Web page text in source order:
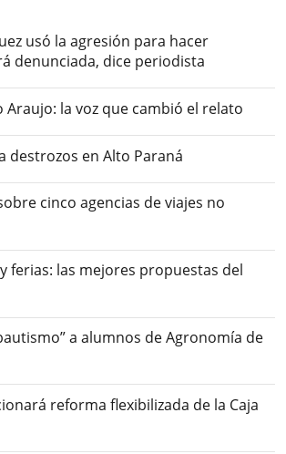
usó la agresión para hacer
denunciada, dice periodista
Araujo: la voz que cambió el relato
destrozos en Alto Paraná
cinco agencias de viajes no
ferias: las mejores propuestas del
a alumnos de Agronomía de
reforma flexibilizada de la Caja